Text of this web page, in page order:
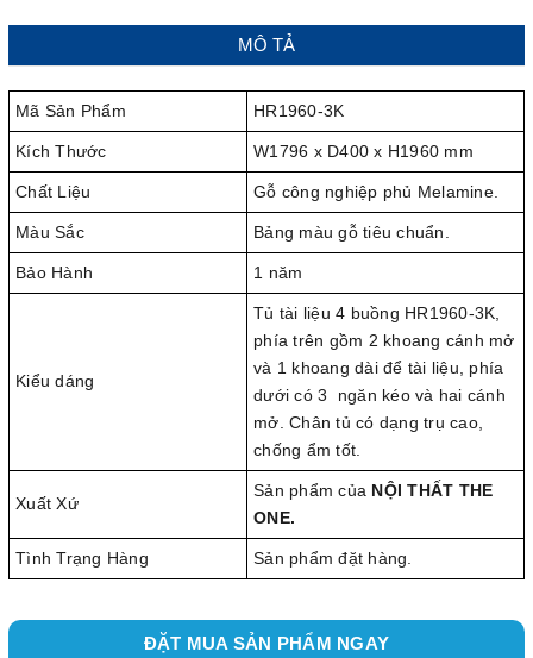
MÔ TẢ
Mã Sản Phẩm HR1960-3K
Kích Thước W1796 x D400 x H1960 mm
Chất Liệu Gỗ công nghiệp phủ Melamine.
Màu Sắc Bảng màu gỗ tiêu chuẩn.
Bảo Hành 1 năm
Kiểu dáng
Tủ tài liệu 4 buồng HR1960-3K,
phía trên gồm 2 khoang cánh mở
và 1 khoang dài để tài liệu, phía
dưới có 3 ngăn kéo và hai cánh
mở. Chân tủ có dạng trụ cao,
chống ẩm tốt.
Xuất Xứ
Sản phẩm của NỘI THẤT THE
ONE.
Tình Trạng Hàng Sản phẩm đặt hàng.
ĐẶT MUA SẢN PHẨM NGAY